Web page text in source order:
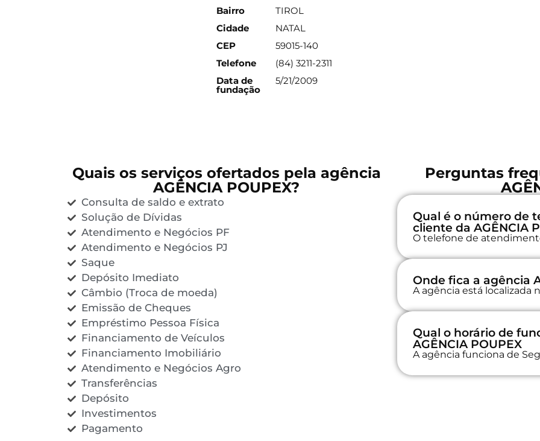
Bairro
TIROL
Cidade
NATAL
CEP
59015-140
Telefone
(84) 3211-2311
Data de
fundação
5/21/2009
Quais os serviços ofertados pela agência
AGÊNCIA POUPEX?
Consulta de saldo e extrato
Solução de Dívidas
Atendimento e Negócios PF
Atendimento e Negócios PJ
Saque
Depósito Imediato
Câmbio (Troca de moeda)
Emissão de Cheques
Empréstimo Pessoa Física
Financiamento de Veículos
Financiamento Imobiliário
Atendimento e Negócios Agro
Transferências
Depósito
Investimentos
Pagamento
Perguntas
Qual é o número de
cliente da AGÊNCIA
O telefone de
Onde fica a agência
A agência está localizada
Qual o horário de
AGÊNCIA POUPEX
A agência funciona de